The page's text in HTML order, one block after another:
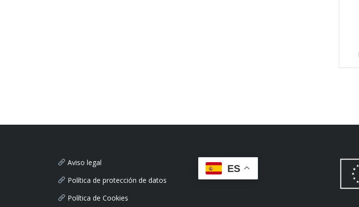
Aviso legal
Política de protección de datos
Política de Cookies
ES